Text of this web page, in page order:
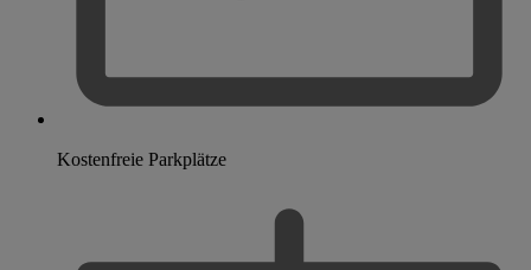
Kostenfreie Parkplätze